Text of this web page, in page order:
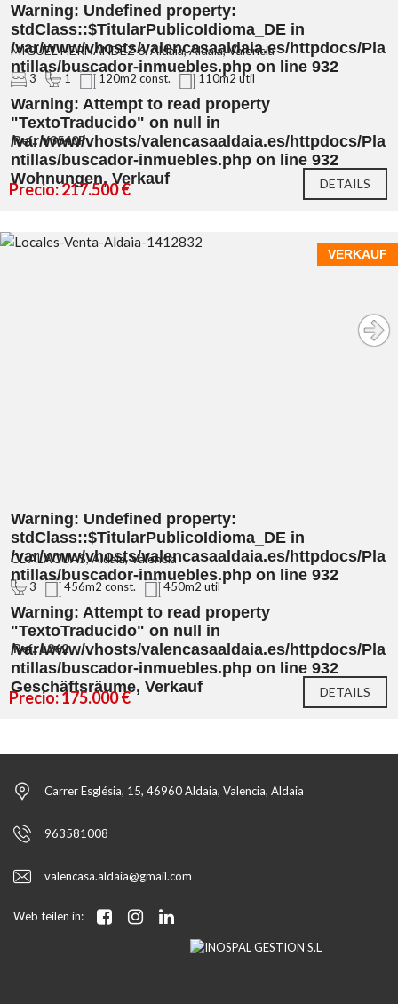
Warning: Undefined property:
stdClass::$TitularPublicoIdioma_DE in
/var/www/vhosts/valencasaaldaia.es/httpdocs/Pla
ntillas/buscador-inmuebles.php on line 932
Warning: Attempt to read property
"TextoTraducido" on null in
/var/www/vhosts/valencasaaldaia.es/httpdocs/Pla
ntillas/buscador-inmuebles.php on line 932
Wohnungen, Verkauf
MIGUEL HERNANDEZ 6. Aldaia, Aldaia, Valencia
3 1 120m2 const. 110m2 util
Ref.: V3540P
Precio: 217.500 € DETAILS
VERKAUF
Warning: Undefined property:
stdClass::$TitularPublicoIdioma_DE in
/var/www/vhosts/valencasaaldaia.es/httpdocs/Pla
ntillas/buscador-inmuebles.php on line 932
Warning: Attempt to read property
"TextoTraducido" on null in
/var/www/vhosts/valencasaaldaia.es/httpdocs/Pla
ntillas/buscador-inmuebles.php on line 932
Geschäftsräume, Verkauf
CL ALACUAS, Aldaia, Valencia
3 456m2 const. 450m2 util
Ref.: L262
Precio: 175.000 € DETAILS
Carrer Església, 15, 46960 Aldaia, Valencia, Aldaia
963581008
valencasa.aldaia@gmail.com
Web teilen in: